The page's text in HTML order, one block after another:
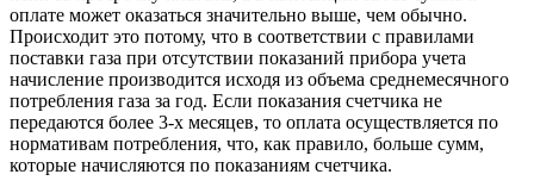
оплате может оказаться значительно выше, чем обычно.
Происходит это потому, что в соответствии с правилами
поставки газа при отсутствии показаний прибора учета
начисление производится исходя из объема среднемесячного
потребления газа за год. Если показания счетчика не
передаются более 3-х месяцев, то оплата осуществляется по
нормативам потребления, что, как правило, больше сумм,
которые начисляются по показаниям счетчика.